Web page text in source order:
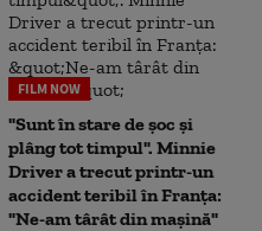
FILM NOW
"Sunt în stare de șoc și
plâng tot timpul". Minnie
Driver a trecut printr-un
accident teribil în Franța:
"Ne-am târât din mașină"